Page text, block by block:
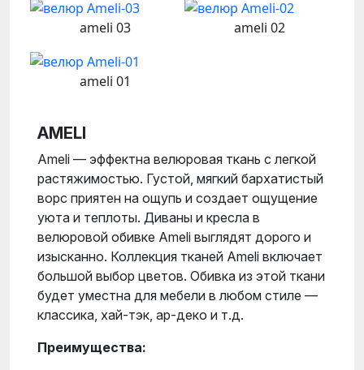
ameli 03 ameli 02
ameli 01
AMELI
Ameli — эффектна велюровая ткань с легкой
растяжимостью. Густой, мягкий бархатистый
ворс приятен на ощупь и создает ощущение
уюта и теплоты. Диваны и кресла в
велюровой обивке Ameli выглядят дорого и
изысканно. Коллекция тканей Ameli включает
большой выбор цветов. Обивка из этой ткани
будет уместна для мебели в любом стиле —
классика, хай-тэк, ар-деко и т.д.
Преимущества: